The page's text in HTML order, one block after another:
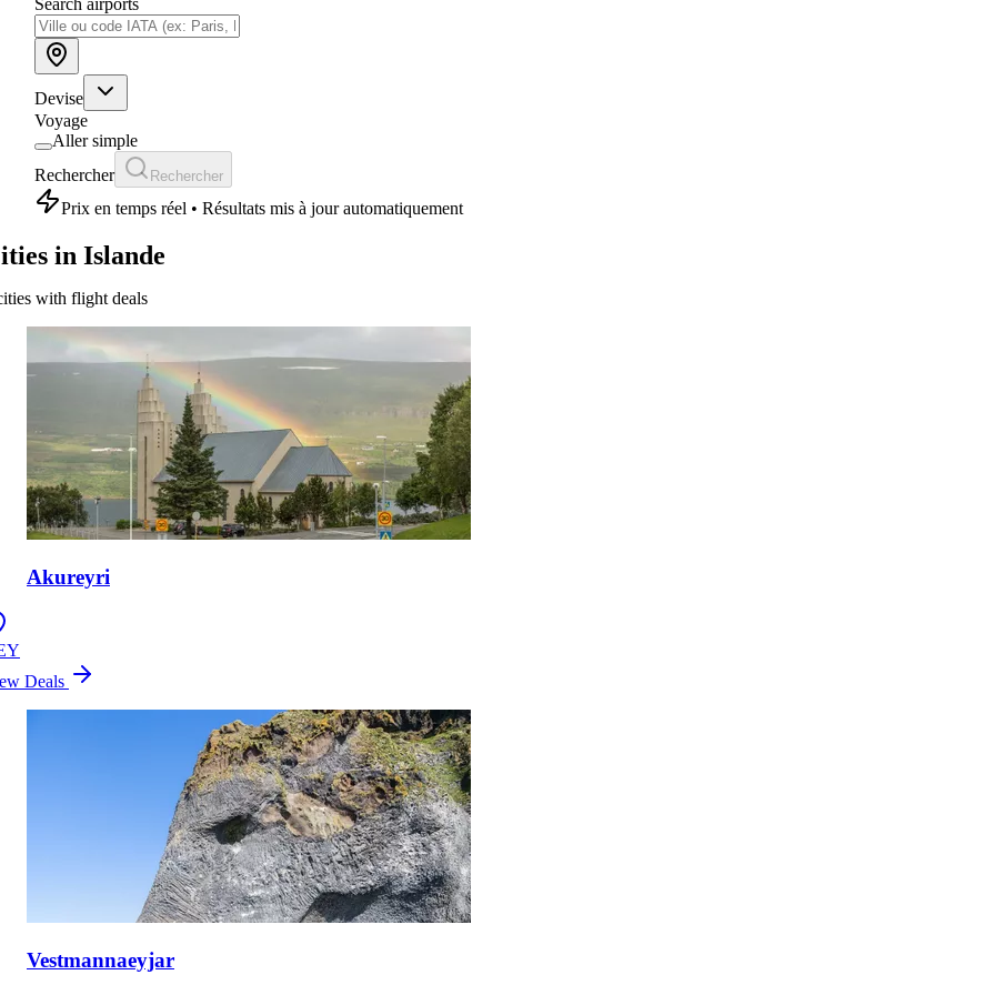
Search airports
Devise
Voyage
Aller simple
Rechercher
Rechercher
Prix en temps réel • Résultats mis à jour automatiquement
in Islande
with flight deals
Akureyri
Deals
Vestmannaeyjar